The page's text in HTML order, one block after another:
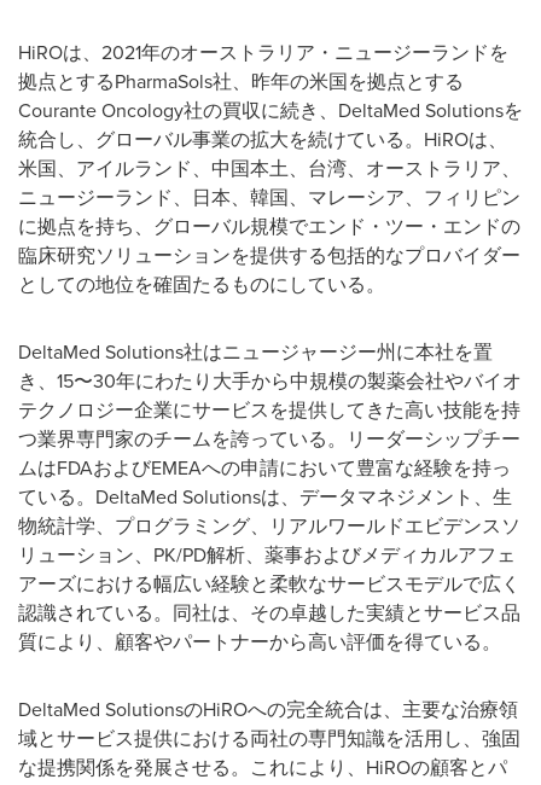
HiROは、2021年のオーストラリア・ニュージーランドを
拠点とするPharmaSols社、昨年の米国を拠点とする
Courante Oncology社の買収に続き、DeltaMed Solutionsを
統合し、グローバル事業の拡大を続けている。HiROは、
米国、アイルランド、中国本土、台湾、オーストラリア、
ニュージーランド、日本、韓国、マレーシア、フィリピン
に拠点を持ち、グローバル規模でエンド・ツー・エンドの
臨床研究ソリューションを提供する包括的なプロバイダー
としての地位を確固たるものにしている。
DeltaMed Solutions社はニュージャージー州に本社を置
き、15〜30年にわたり大手から中規模の製薬会社やバイオ
テクノロジー企業にサービスを提供してきた高い技能を持
つ業界専門家のチームを誇っている。リーダーシップチー
ムはFDAおよびEMEAへの申請において豊富な経験を持っ
ている。DeltaMed Solutionsは、データマネジメント、生
物統計学、プログラミング、リアルワールドエビデンスソ
リューション、PK/PD解析、薬事およびメディカルアフェ
アーズにおける幅広い経験と柔軟なサービスモデルで広く
認識されている。同社は、その卓越した実績とサービス品
質により、顧客やパートナーから高い評価を得ている。
DeltaMed SolutionsのHiROへの完全統合は、主要な治療領
域とサービス提供における両社の専門知識を活用し、強固
な提携関係を発展させる。これにより、HiROの顧客とパ